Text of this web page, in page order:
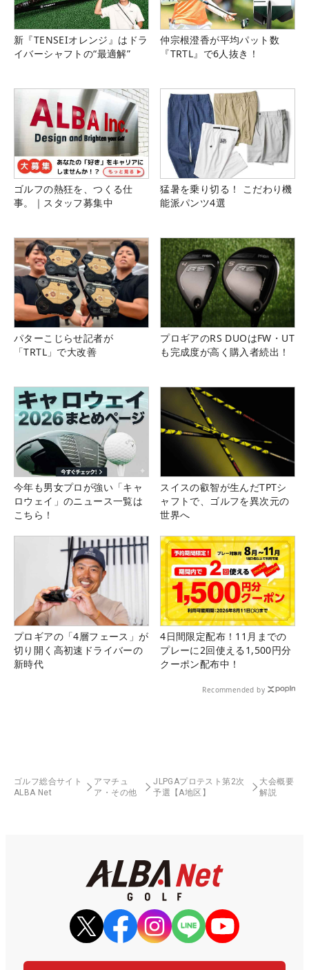
新『TENSEIオレンジ』はドラ
イバーシャフトの“最適解”
仲宗根澄香が平均パット数
『TRTL』で6人抜き！
ゴルフの熱狂を、つくる仕
事。｜スタッフ募集中
猛暑を乗り切る！ こだわり機
能派パンツ4選
パターこじらせ記者が
「TRTL」で大改善
プロギアのRS DUOはFW・UT
も完成度が高く購入者続出！
今年も男女プロが強い「キャ
ロウェイ」のニュース一覧は
こちら！
スイスの叡智が生んだTPTシ
ャフトで、ゴルフを異次元の
世界へ
プロギアの「4層フェース」が
切り開く高初速ドライバーの
新時代
4日間限定配布！11月までの
プレーに2回使える1,500円分
クーポン配布中！
Recommended by
ゴルフ総合サイト
ALBA Net
アマチュ
ア・その他
JLPGAプロテスト第2次
予選【A地区】
大会概要
解説